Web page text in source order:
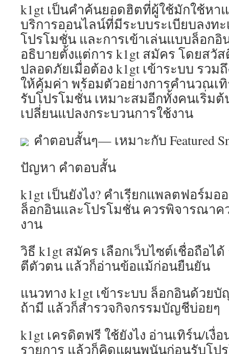
k1gt เป็นคำค้นยอดฮิตที่ผู้ใช้มักใช้ห
บริการออนไลน์ที่มีระบบระเบียบลงท
โปรโมชั่น และการเข้าเล่นแบบล็อกอิ
อธิบายตั้งแต่การ k1gt สมัคร โดยสวั
ปลอดภัยเมื่อต้อง k1gt เข้าระบบ รวม
ให้คุ้มค่า พร้อมตัวอย่างการคำนวณเ
รับโปรโมชั่น เหมาะสมอีกทั้งคนเริ่ม
เปลี่ยนแปลงกระบวนการใช้งาน
คำตอบสั้นๆ— เหมาะกับ Featured
ปัญหา คำตอบสั้น
k1gt เป็นยังไง? คำเรียกแพลตฟอร์ม
ล็อกอินและโปรโมชั่น ควรพิจารณาค
งาน
วิธี k1gt สมัคร เลือกเว็บไซต์เชื่อถือไ
ตีตัวตน แล้วก็อ่านข้อแม้ก่อนยืนยัน
แนวทาง k1gt เข้าระบบ ล็อกอินด้วย
ถ้ามี แล้วก็สำรวจกิจกรรมบัญชีบ่อยๆ
k1gt เครดิตฟรี ใช้ยังไง อ่านเทิร์น/เงื่
รายการ แล้วก็คิดแผนพนันก่อนรับโป